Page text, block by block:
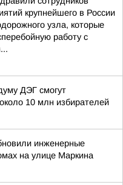
крупнейшего в России
узла, которые
работу с
ДЭГ смогут
10 млн избирателей
инженерные
на улице Маркина